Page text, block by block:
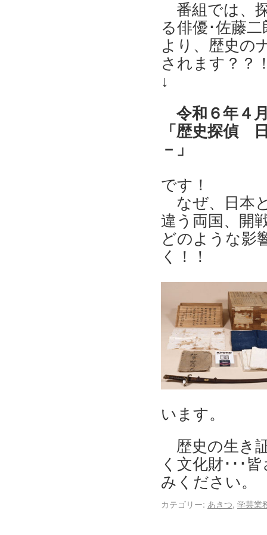
番組では、
る俳優･佐藤
より、歴史の
されます？？
↓
令和６年４
「歴史探偵
－」
です！
なぜ、日本
違う両国、開
どのような影
く！！
います。
歴史の生き
く文化財･･･
みください。
カテゴリー: あきつ, 学芸業